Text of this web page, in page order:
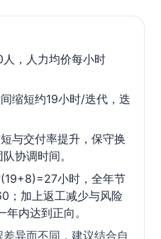
，人力均价每小时
缩短约19小时/迭代，迭
与交付率提升，保守换
协调时间。
小时，全年节
；加上返工减少与风险
内达到正向。
异而不同，建议结合自